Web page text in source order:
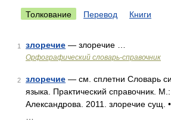
Толкование Перевод Книги
1 злоречие — злоречие …
Орфографический словарь-справочник
2 злоречие — см. сплетни Словарь
языка. Практический справочник.
Александрова. 2011. злоречие сущ.